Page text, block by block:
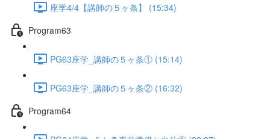
座学4/4【講師の５ヶ条】 (15:34)
Program63
PG63座学_講師の５ヶ条① (15:14)
PG63座学_講師の５ヶ条② (16:32)
Program64